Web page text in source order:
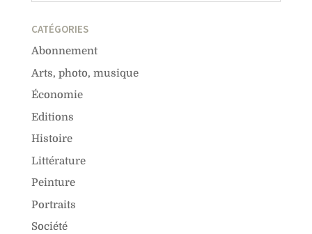
CATÉGORIES
Abonnement
Arts, photo, musique
Économie
Editions
Histoire
Littérature
Peinture
Portraits
Société